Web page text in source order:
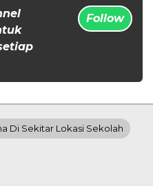
Follow
Di Sekitar Lokasi Sekolah